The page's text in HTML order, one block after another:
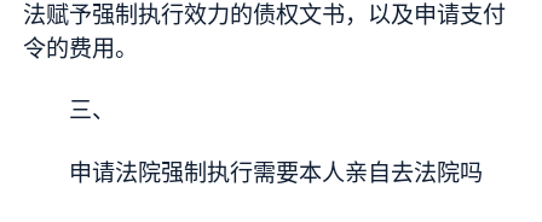
法赋予强制执行效力的债权文书，以及申请支付
令的费用。
三、
申请法院强制执行需要本人亲自去法院吗